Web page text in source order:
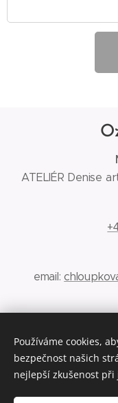
ATELIÉR Denise
email:
Používáme cookies,
bezpečnost našich
nejlepší zkušenost při